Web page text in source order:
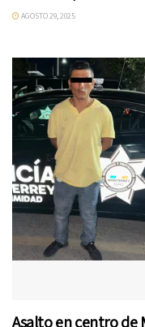
AGOSTO 29, 2025
Asalto en centro de